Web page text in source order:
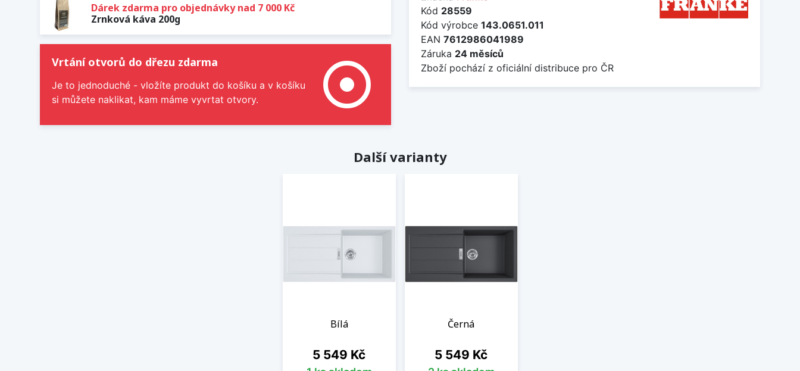
Dárek zdarma pro objednávky nad 7 000 Kč
Zrnková káva 200g
Vrtání otvorů do dřezu zdarma
Je to jednoduché - vložíte produkt do košíku a v košíku
si můžete naklikat, kam máme vyvrtat otvory.
adjust
Kód 28559
Kód výrobce 143.0651.011
EAN 7612986041989
Záruka 24 měsíců
Zboží pochází z oficiální distribuce pro ČR
Další varianty
Bílá
Cena
5 549 Kč
Černá
Cena
5 549 Kč